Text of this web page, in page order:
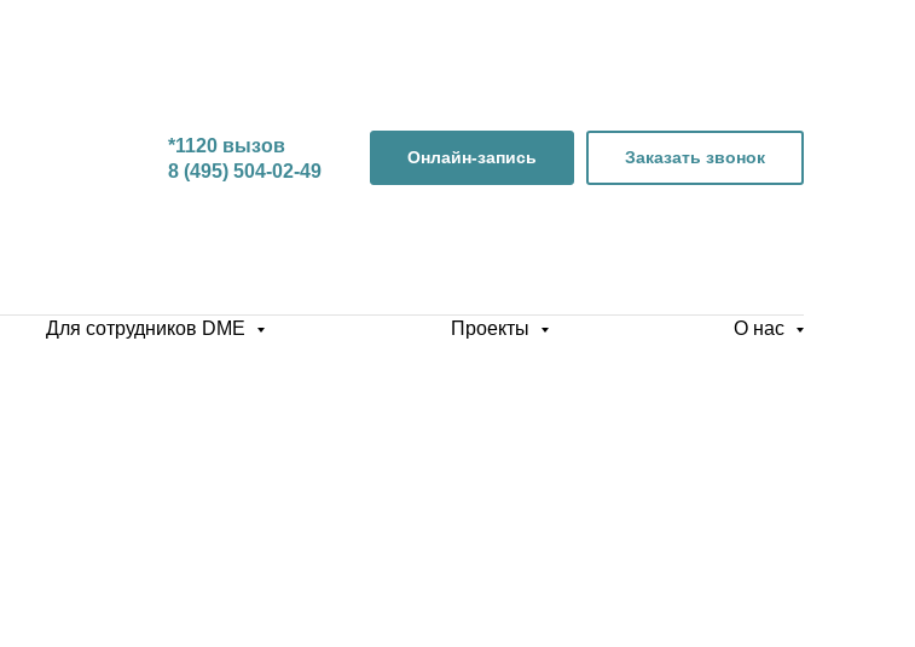
*1120 вызов
8 (495) 504-02-49
Онлайн-запись Заказать звонок
Для сотрудников DME Проекты О нас